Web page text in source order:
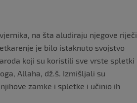
na šta aludiraju njegove riječi
je bilo istaknuto svojstvo
koji su koristili sve vrste spletki
Allaha, dž.š. Izmišljali su
zamke i spletke i učinio ih